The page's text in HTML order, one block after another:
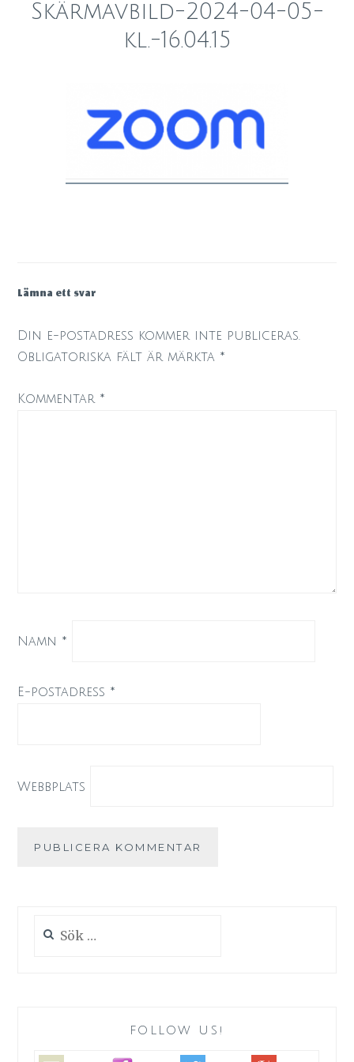
Skärmavbild-2024-04-05-
kl.-16.04.15
Lämna ett svar
Din e-postadress kommer inte publiceras.
Obligatoriska fält är märkta *
Kommentar *
Namn *
E-postadress *
Webbplats
efter:
FOLLOW US!